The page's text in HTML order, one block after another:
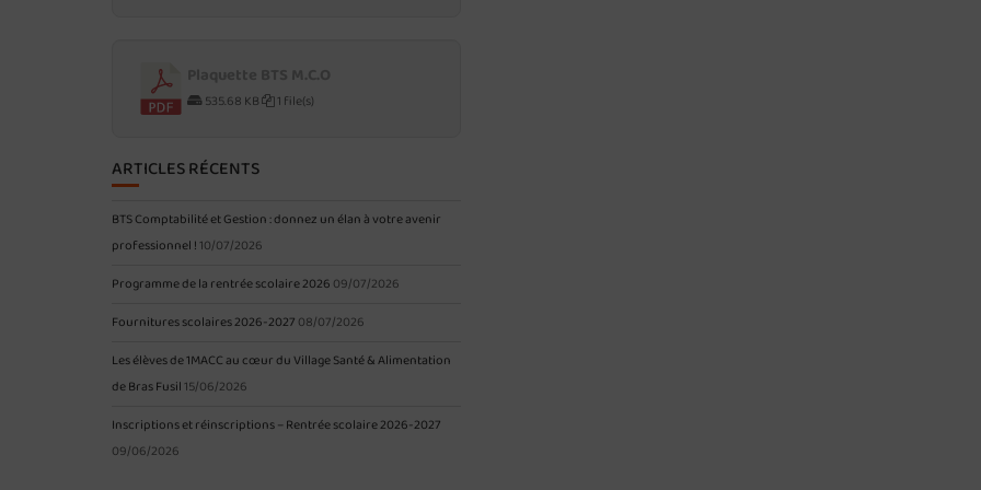
535.68 KB 1 file(s)
ARTICLES RÉCENTS
BTS Comptabilité et Gestion : donnez un élan à votre avenir
professionnel ! 10/07/2026
Programme de la rentrée scolaire 2026 09/07/2026
Fournitures scolaires 2026-2027 08/07/2026
Les élèves de 1MACC au cœur du Village Santé & Alimentation
de Bras Fusil 15/06/2026
Inscriptions et réinscriptions – Rentrée scolaire 2026-2027
09/06/2026